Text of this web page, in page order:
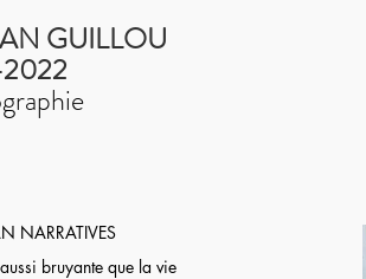
GUILLOU
NARRATIVES
bruyante que la vie